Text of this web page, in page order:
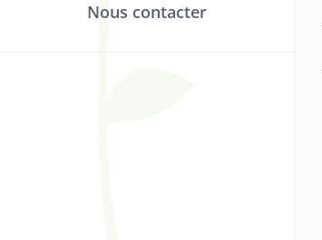
Nous contacter